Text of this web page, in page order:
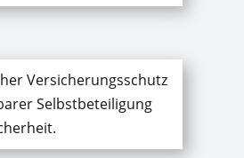
Versicherungsschutz
Selbstbeteiligung